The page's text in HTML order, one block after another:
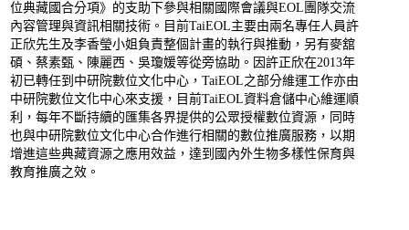
位典藏國合分項》的支助下參與相關國際會議與EOL團隊交流
內容管理與資訊相關技術。目前TaiEOL主要由兩名專任人員許
正欣先生及李香瑩小姐負責整個計畫的執行與推動，另有麥舘
碩、蔡素甄、陳麗西、吳瓊媛等從旁協助。因許正欣在2013年
初已轉任到中研院數位文化中心，TaiEOL之部分維運工作亦由
中研院數位文化中心來支援，目前TaiEOL資料倉儲中心維運順
利，每年不斷持續的匯集各界提供的公眾授權數位資源，同時
也與中研院數位文化中心合作進行相關的數位推廣服務，以期
增進這些典藏資源之應用效益，達到國內外生物多樣性保育與
教育推廣之效。